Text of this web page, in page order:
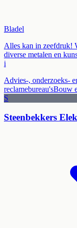
Bladel
Alles kan in zeefdruk!
diverse metalen en
i
Advies-, onderzoeks-
reclamebureau'sBouw
S
Steenbekkers